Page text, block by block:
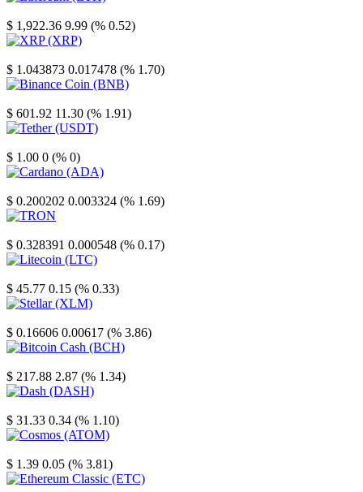
$ 1,922.36 9.99 (% 0.52)
$ 1.043873 0.017478 (% 1.70)
$ 601.92 11.30 (% 1.91)
$ 1.00 0 (% 0)
$ 0.200202 0.003324 (% 1.69)
$ 0.328391 0.000548 (% 0.17)
$ 45.77 0.15 (% 0.33)
$ 0.16606 0.00617 (% 3.86)
$ 217.88 2.87 (% 1.34)
$ 31.33 0.34 (% 1.10)
$ 1.39 0.05 (% 3.81)